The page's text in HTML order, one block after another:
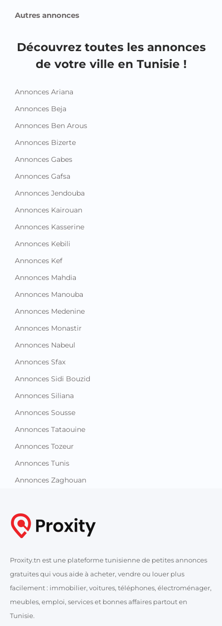
Autres annonces
Découvrez toutes les annonces
de votre ville en Tunisie !
Annonces Ariana
Annonces Beja
Annonces Ben Arous
Annonces Bizerte
Annonces Gabes
Annonces Gafsa
Annonces Jendouba
Annonces Kairouan
Annonces Kasserine
Annonces Kebili
Annonces Kef
Annonces Mahdia
Annonces Manouba
Annonces Medenine
Annonces Monastir
Annonces Nabeul
Annonces Sfax
Annonces Sidi Bouzid
Annonces Siliana
Annonces Sousse
Annonces Tataouine
Annonces Tozeur
Annonces Tunis
Annonces Zaghouan
Proxity.tn est une plateforme tunisienne de petites annonces
gratuites qui vous aide à acheter, vendre ou louer plus
facilement : immobilier, voitures, téléphones, électroménager,
meubles, emploi, services et bonnes affaires partout en
Tunisie.